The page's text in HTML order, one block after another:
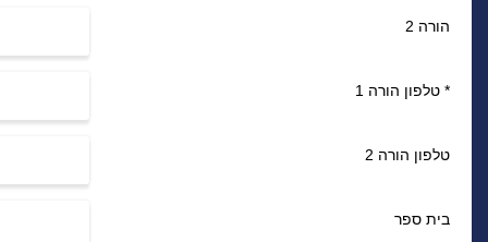
הורה 2
* טלפון הורה 1
טלפון הורה 2
בית ספר